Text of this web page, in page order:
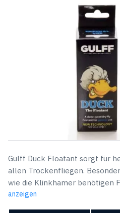
Gulff Duck Floatant sorgt für
allen Trockenfliegen.
wie die Klinkhamer benötigen
anzeigen